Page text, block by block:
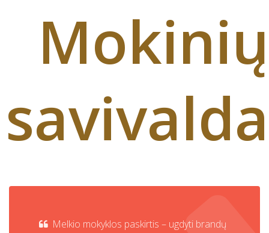
Mokinių
savivalda
Melkio mokyklos paskirtis – ugdyti brandų